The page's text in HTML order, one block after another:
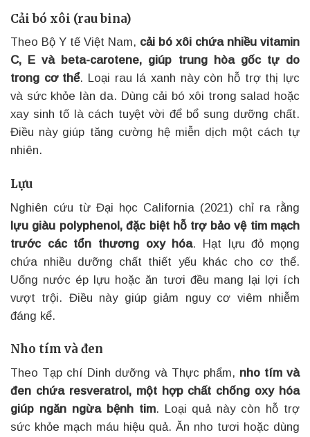
Cải bó xôi (rau bina)
Theo Bộ Y tế Việt Nam, cải bó xôi chứa nhiều vitamin
C, E và beta-carotene, giúp trung hòa gốc tự do
trong cơ thể. Loại rau lá xanh này còn hỗ trợ thị lực
và sức khỏe làn da. Dùng cải bó xôi trong salad hoặc
xay sinh tố là cách tuyệt vời để bổ sung dưỡng chất.
Điều này giúp tăng cường hệ miễn dịch một cách tự
nhiên.
Lựu
Nghiên cứu từ Đại học California (2021) chỉ ra rằng
lựu giàu polyphenol, đặc biệt hỗ trợ bảo vệ tim mạch
trước các tổn thương oxy hóa. Hạt lựu đỏ mọng
chứa nhiều dưỡng chất thiết yếu khác cho cơ thể.
Uống nước ép lựu hoặc ăn tươi đều mang lại lợi ích
vượt trội. Điều này giúp giảm nguy cơ viêm nhiễm
đáng kể.
Nho tím và đen
Theo Tạp chí Dinh dưỡng và Thực phẩm, nho tím và
đen chứa resveratrol, một hợp chất chống oxy hóa
giúp ngăn ngừa bệnh tim. Loại quả này còn hỗ trợ
sức khỏe mạch máu hiệu quả. Ăn nho tươi hoặc dùng